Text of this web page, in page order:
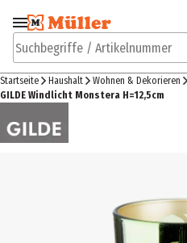
Zur Navigation
springen
Suchbegriffe / Artikelnummer
Startseite Haushalt Wohnen & Dekorieren
GILDE Windlicht Monstera H=12,5cm